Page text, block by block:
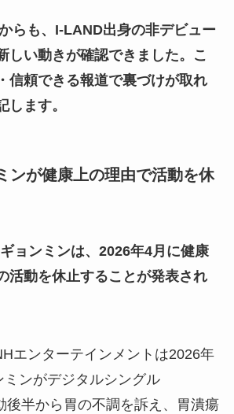
らも、I-LAND出身の非デビュー
しい動きが確認できました。こ
信頼できる報道で裏づけが取れ
します。
ンが健康上の理由で活動を休
ョンミンは、2026年4月に健康
活動を休止することが発表され
エンターテインメントは2026年
ンがデジタルシングル
後半から胃の不調を訴え、胃潰瘍